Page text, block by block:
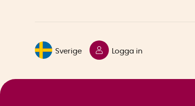
Sverige Logga in